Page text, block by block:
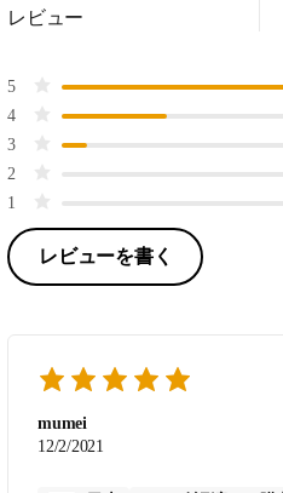
レビュー
5
4
3
2
1
レビューを書く
mumei
12/2/2021